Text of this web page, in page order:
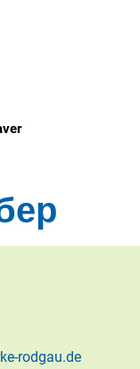
rodgau.de